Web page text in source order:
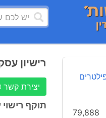
79,888
רישיון
יצירת
תוקף